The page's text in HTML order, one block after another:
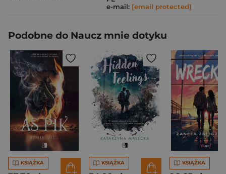
e-mail: [email protected]
Podobne do Naucz mnie dotyku
KSIĄŻKA KSIĄŻKA KSIĄŻKA